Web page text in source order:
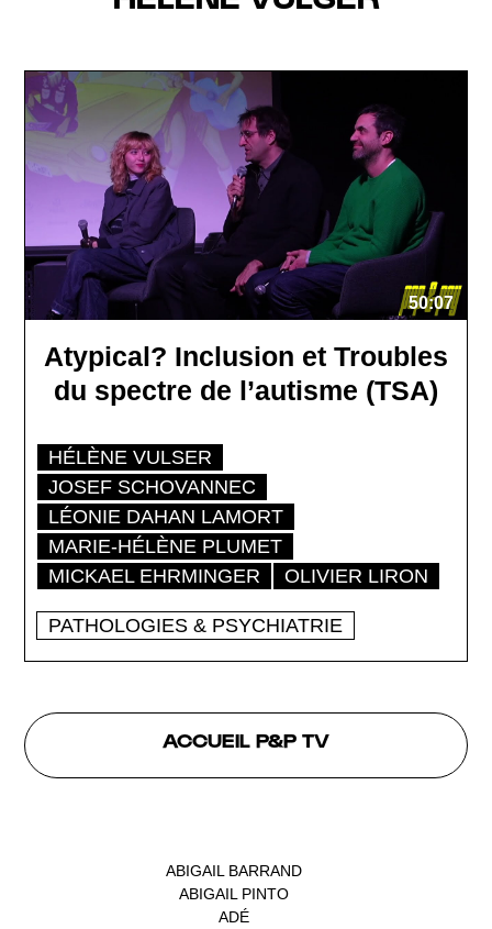
50:07
Atypical? Inclusion et Troubles
du spectre de l’autisme (TSA)
HÉLÈNE VULSER
JOSEF SCHOVANNEC
LÉONIE DAHAN LAMORT
MARIE-HÉLÈNE PLUMET
MICKAEL EHRMINGER
OLIVIER LIRON
PATHOLOGIES & PSYCHIATRIE
ACCUEIL P&P TV
ABIGAIL BARRAND
ABIGAIL PINTO
ADÉ